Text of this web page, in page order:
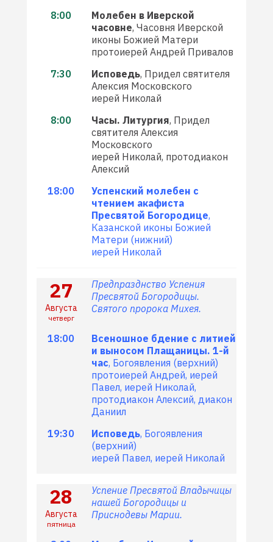
8:00
Молебен в Иверской
часовне, Часовня Иверской
иконы Божией Матери
протоиерей Андрей Привалов
7:30
Исповедь, Придел святителя
Алексия Московского
иерей Николай
8:00
Часы. Литургия, Придел
святителя Алексия
Московского
иерей Николай, протодиакон
Алексий
18:00
Успенский молебен с
чтением акафиста
Пресвятой Богородице,
Казанской иконы Божией
Матери (нижний)
иерей Николай
27
Августа
четверг
Предпразднство Успения
Пресвятой Богородицы.
Святого пророка Михея.
18:00
Всеношное бдение с литией
и выносом Плащаницы. 1-й
час, Богоявления (верхний)
протоиерей Андрей, иерей
Павел, иерей Николай,
протодиакон Алексий, диакон
Даниил
19:30
Исповедь, Богоявления
(верхний)
иерей Павел, иерей Николай
28
Августа
пятница
Успение Пресвятой Владычицы
нашей Богородицы и
Приснодевы Марии.